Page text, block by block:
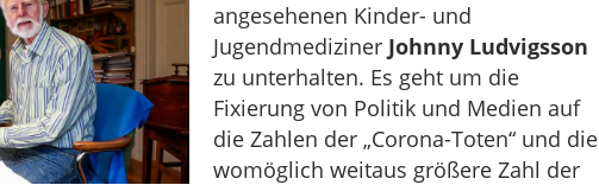
angesehenen Kinder- und
Jugendmediziner Johnny Ludvigsson
zu unterhalten. Es geht um die
Fixierung von Politik und Medien auf
die Zahlen der „Corona-Toten“ und die
womöglich weitaus größere Zahl der